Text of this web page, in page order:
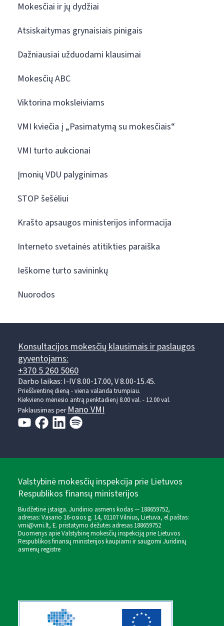
Mokesčiai ir jų dydžiai
Atsiskaitymas grynaisiais pinigais
Dažniausiai užduodami klausimai
Mokesčių ABC
Viktorina moksleiviams
VMI kviečia į „Pasimatymą su mokesčiais“
VMI turto aukcionai
Įmonių VDU palyginimas
STOP šešėliui
Krašto apsaugos ministerijos informacija
Interneto svetainės atitikties paraiška
Ieškome turto savininkų
Nuorodos
Konsultacijos mokesčių klausimais ir paslaugos
gyventojams:
+370 5 260 5060
Darbo laikas: I-IV 8.00-17.00, V 8.00-15.45.
Prieššventinę dieną - viena valanda trumpiau.
Kiekvieno mėnesio antrą penktadienį 8.00 val. - 12.00 val.
Paklausimas perMano VMI
Valstybinė mokesčių inspekcija prie Lietuvos
Respublikos finansų ministerijos
Biudžetinė įstaiga. Juridinio asmens kodas — 188659752,
adresas: Vasario 16-osios g. 14, 01107 Vilnius, Lietuva, el.paštas:
vmi@vmi.lt, E. pristatymo dėžutės adresas 188659752
Duomenys apie Valstybinę mokesčių inspekciją prie Lietuvos
Respublikos finansų ministerijos kaupiami ir saugomi Juridinių
asmenų registre